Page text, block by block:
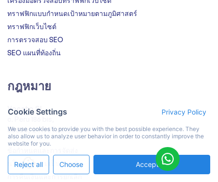
ทราฟฟิกแบบกำหนดเป้าหมายตามภูมิศาสตร์
ทราฟฟิกเว็บไซต์
การตรวจสอบ SEO
SEO แผนที่ท้องถิ่น
กฎหมาย
Vocato SL
08020, บาร์เซโลนา, สเปน
นโยบายความเป็นส่วนตัว
การคืนเงินและการยกเลิก
Cookie Settings Privacy Policy
We use cookies to provide you with the best possible experience. They
also allow us to analyze user behavior in order to constantly improve the
website for you.
Reject all Choose Accept All